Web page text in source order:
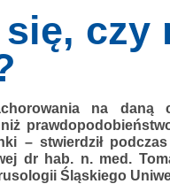
czy
na daną
– stwierdził
dr hab. n. med.
Śląskiego